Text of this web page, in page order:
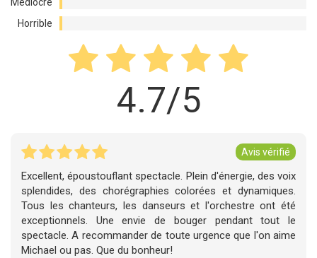
Horrible
4.7/5
Avis vérifié
Excellent, époustouflant spectacle. Plein d'énergie, des voix
splendides, des chorégraphies colorées et dynamiques.
Tous les chanteurs, les danseurs et l'orchestre ont été
exceptionnels. Une envie de bouger pendant tout le
spectacle. A recommander de toute urgence que l'on aime
Michael ou pas. Que du bonheur!